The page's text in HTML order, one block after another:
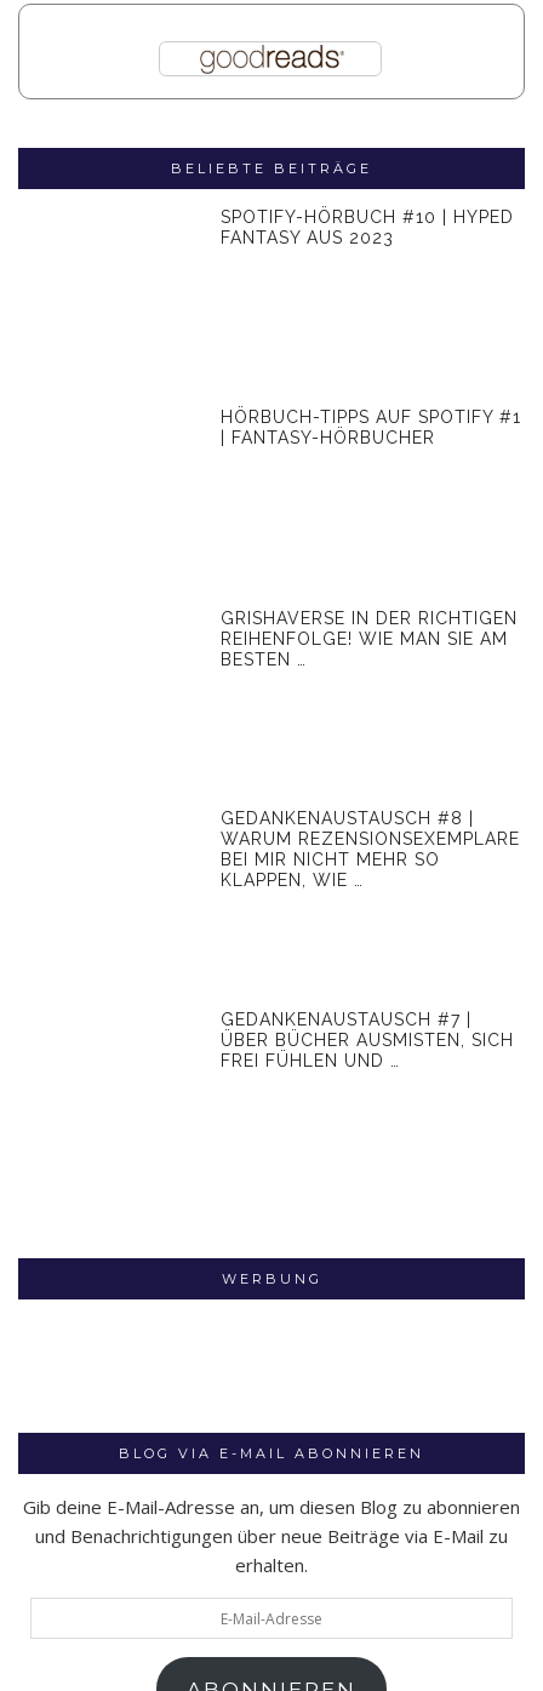
BELIEBTE BEITRÄGE
SPOTIFY-HÖRBUCH #10 | HYPED
FANTASY AUS 2023
HÖRBUCH-TIPPS AUF SPOTIFY #1
| FANTASY-HÖRBUCHER
GRISHAVERSE IN DER RICHTIGEN
REIHENFOLGE! WIE MAN SIE AM
BESTEN …
GEDANKENAUSTAUSCH #8 |
WARUM REZENSIONSEXEMPLARE
BEI MIR NICHT MEHR SO
KLAPPEN, WIE …
GEDANKENAUSTAUSCH #7 |
ÜBER BÜCHER AUSMISTEN, SICH
FREI FÜHLEN UND …
WERBUNG
BLOG VIA E-MAIL ABONNIEREN
Gib deine E-Mail-Adresse an, um diesen Blog zu abonnieren
und Benachrichtigungen über neue Beiträge via E-Mail zu
erhalten.
Mail-